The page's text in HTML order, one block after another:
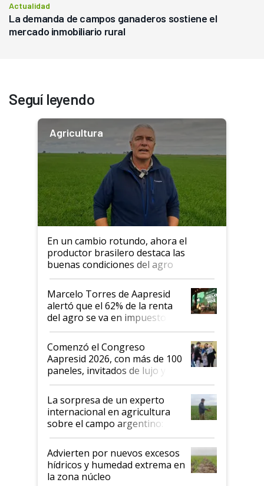
Actualidad
La demanda de campos ganaderos sostiene el
mercado inmobiliario rural
Seguí leyendo
Agricultura
En un cambio rotundo, ahora el
productor brasilero destaca las
buenas condiciones del agro
argentino para invertir: "Los veo
más motivados"
Marcelo Torres de Aapresid
alertó que el 62% de la renta
del agro se va en impuestos:
"No es bueno que en
Argentina se sigan discutiendo
las mismas cosas de hace 50
años"
Comenzó el Congreso
Aapresid 2026, con más de 100
paneles, invitados de lujo y
todas las tendencias
La sorpresa de un experto
internacional en agricultura
sobre el campo argentino:
"Estoy muy impresionado"
Advierten por nuevos excesos
hídricos y humedad extrema en
la zona núcleo